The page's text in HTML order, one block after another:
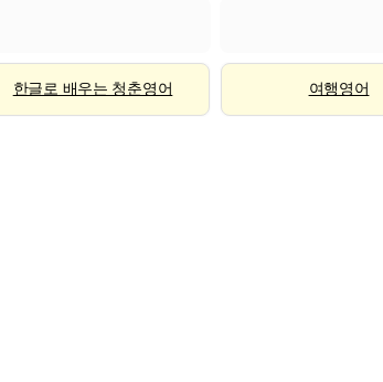
한글로 배우는 청춘영어 여행영어